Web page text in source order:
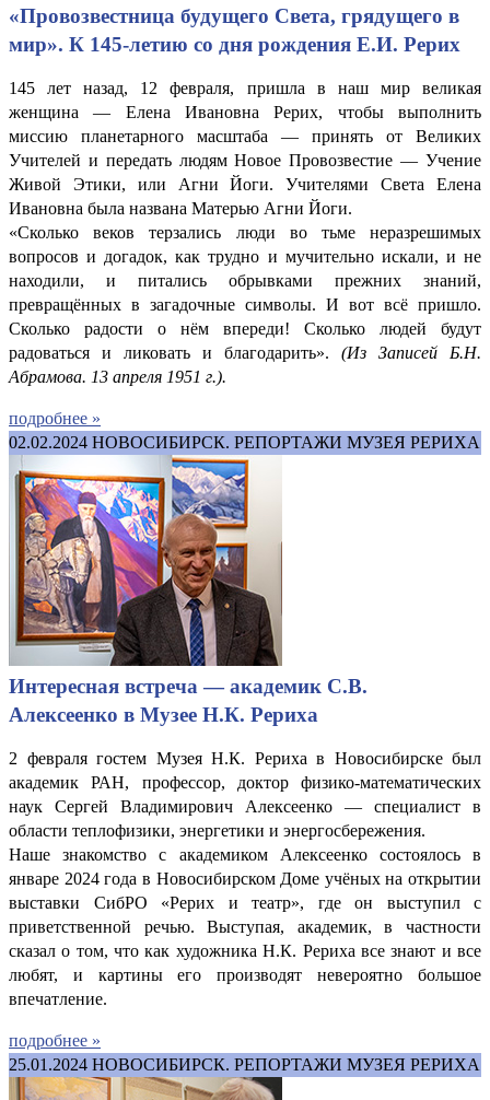
«Провозвестница будущего Света, грядущего в
мир». К 145-летию со дня рождения Е.И. Рерих
145 лет назад, 12 февраля, пришла в наш мир великая
женщина — Елена Ивановна Рерих, чтобы выполнить
миссию планетарного масштаба — принять от Великих
Учителей и передать людям Новое Провозвестие — Учение
Живой Этики, или Агни Йоги. Учителями Света Елена
Ивановна была названа Матерью Агни Йоги.
«Сколько веков терзались люди во тьме неразрешимых
вопросов и догадок, как трудно и мучительно искали, и не
находили, и питались обрывками прежних знаний,
превращённых в загадочные символы. И вот всё пришло.
Сколько радости о нём впереди! Сколько людей будут
радоваться и ликовать и благодарить». (Из Записей Б.Н.
Абрамова. 13 апреля 1951 г.).
подробнее »
02.02.2024 НОВОСИБИРСК. РЕПОРТАЖИ МУЗЕЯ РЕРИХА
Интересная встреча — академик С.В.
Алексеенко в Музее Н.К. Рериха
2 февраля гостем Музея Н.К. Рериха в Новосибирске был
академик РАН, профессор, доктор физико-математических
наук Сергей Владимирович Алексеенко — специалист в
области теплофизики, энергетики и энергосбережения.
Наше знакомство с академиком Алексеенко состоялось в
январе 2024 года в Новосибирском Доме учёных на открытии
выставки СибРО «Рерих и театр», где он выступил с
приветственной речью. Выступая, академик, в частности
сказал о том, что как художника Н.К. Рериха все знают и все
любят, и картины его производят невероятно большое
впечатление.
подробнее »
25.01.2024 НОВОСИБИРСК. РЕПОРТАЖИ МУЗЕЯ РЕРИХА